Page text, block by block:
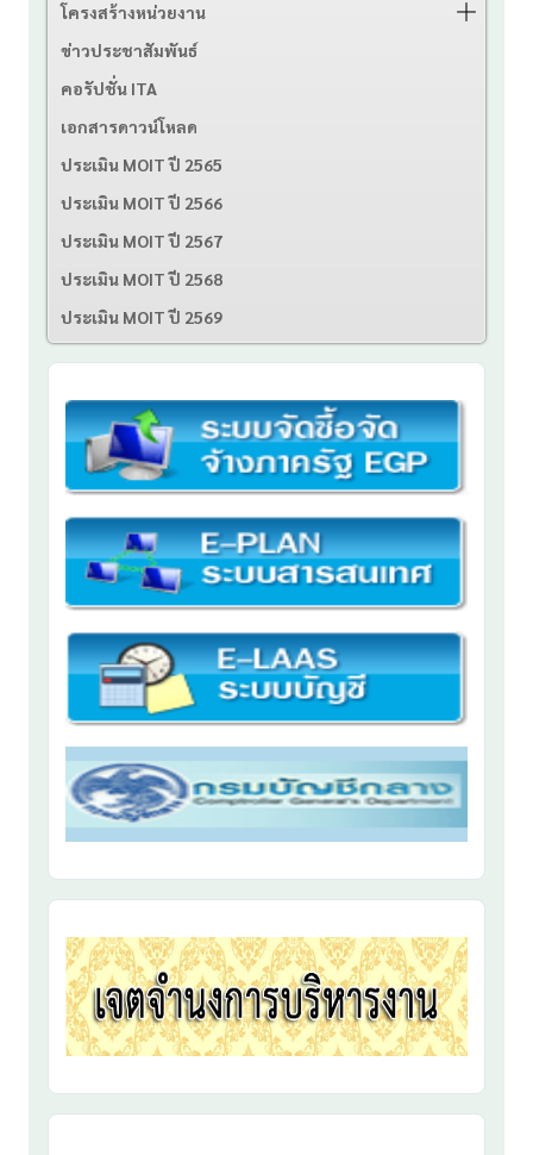
โครงสร้างหน่วยงาน
ข่าวประชาสัมพันธ์
คอรัปชั่น ITA
เอกสารดาวน์โหลด
ประเมิน MOIT ปี 2565
ประเมิน MOIT ปี 2566
ประเมิน MOIT ปี 2567
ประเมิน MOIT ปี 2568
ประเมิน MOIT ปี 2569